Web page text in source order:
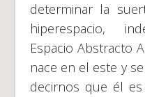
determinar la
hiperespacio,
Espacio Abstracto
nace en el este y
decirnos que él